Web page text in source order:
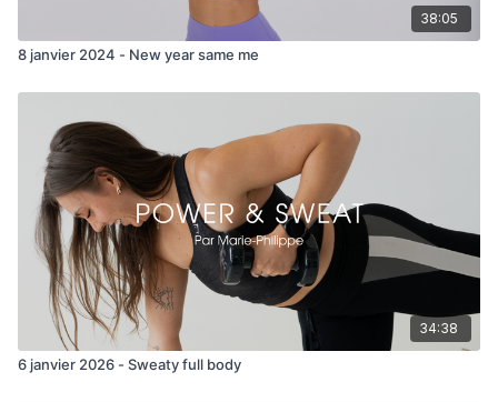
- Deadlift squat clean x8-10
Circuit 3:
- Back lunge x20
- Back row x10/côté
Circuit 4:
- Squat to press x12
- Biceps curls/push ups x5/5
38:05
8 janvier 2024 - New year same me
34:38
6 janvier 2026 - Sweaty full body